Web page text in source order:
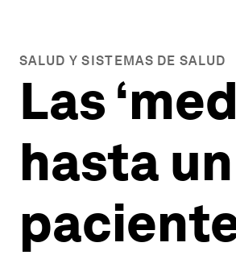
SALUD Y SISTEMAS DE SALUD
Las
hasta